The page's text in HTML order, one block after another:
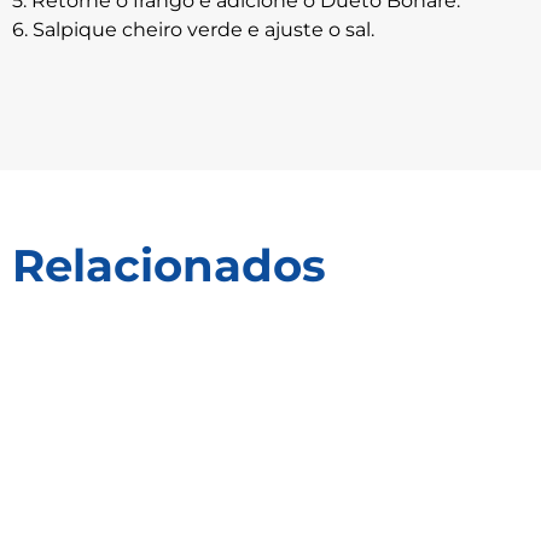
6. Salpique cheiro verde e ajuste o sal.
Relacionados